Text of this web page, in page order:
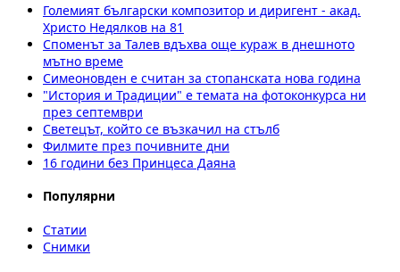
Големият български композитор и диригент - акад.
Христо Недялков на 81
Споменът за Талев вдъхва още кураж в днешното
мътно време
Симеоновден е считан за стопанската нова година
"История и Традиции" е темата на фотоконкурса ни
през септември
Светецът, който се възкачил на стълб
Филмите през почивните дни
16 години без Принцеса Даяна
Популярни
Статии
Снимки